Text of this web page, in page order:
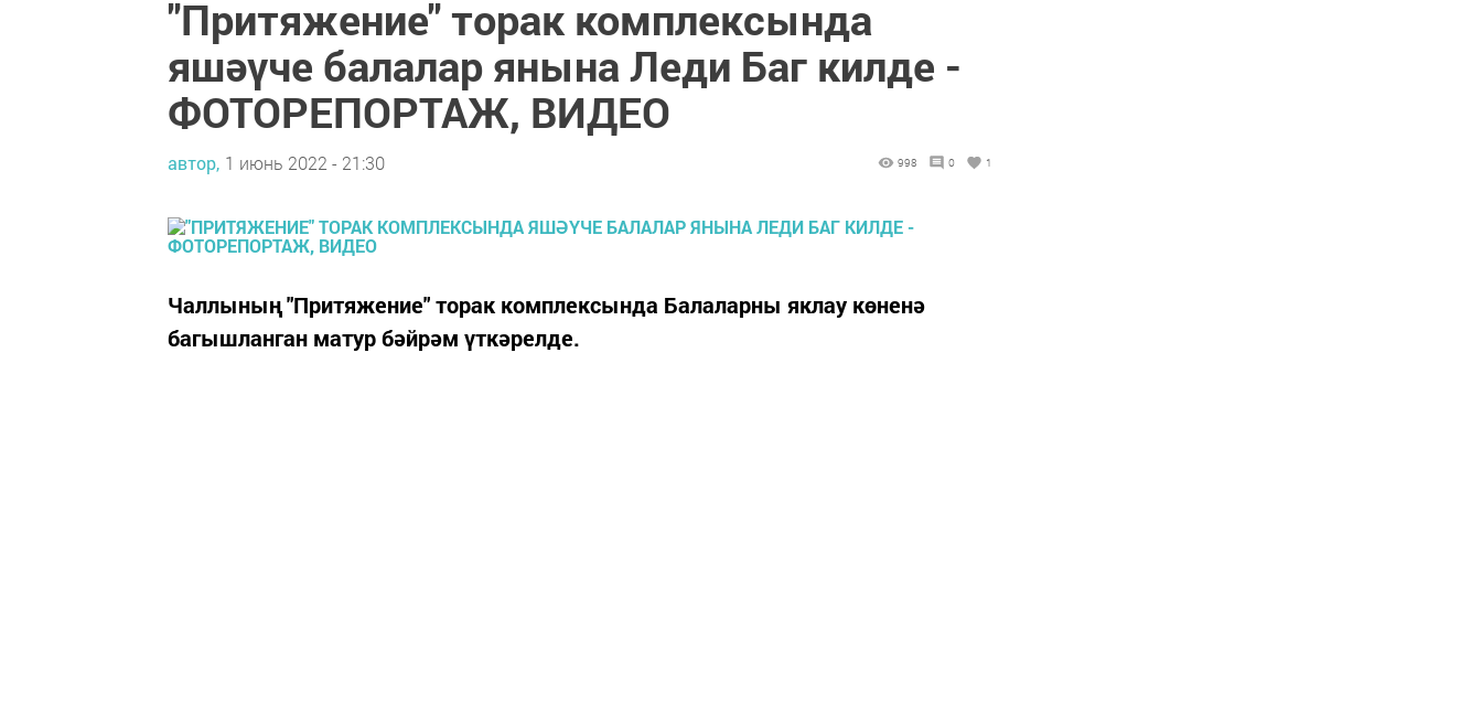
"Притяжение" торак комплексында
яшәүче балалар янына Леди Баг килде -
ФОТОРЕПОРТАЖ, ВИДЕО
автор, 1 июнь 2022 - 21:30 998 0 1
Чаллының "Притяжение" торак комплексында Балаларны яклау көненә
багышланган матур бәйрәм үткәрелде.